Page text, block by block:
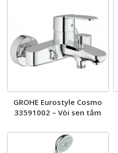
GROHE Eurostyle Cosmo
33591002 – Vòi sen tắm